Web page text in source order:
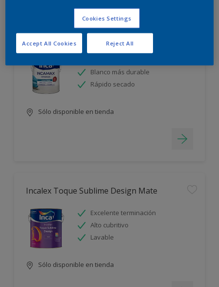
Blanco más durable
Rápido secado
Sólo disponible en tienda
Incalex Toque Sublime Design Mate
Excelente terminación
Alto cubritivo
Lavable
Sólo disponible en tienda
Cookies Settings
Reject All
Accept All Cookies